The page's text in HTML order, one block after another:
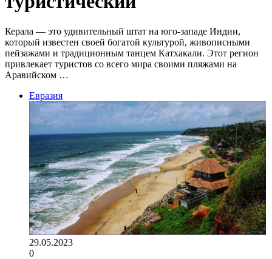
Керала — это удивительный штат на юго-западе Индии,
который известен своей богатой культурой, живописными
пейзажами и традиционным танцем Катхакали. Этот регион
привлекает туристов со всего мира своими пляжами на
Аравийском …
Евразия
29.05.2023
0